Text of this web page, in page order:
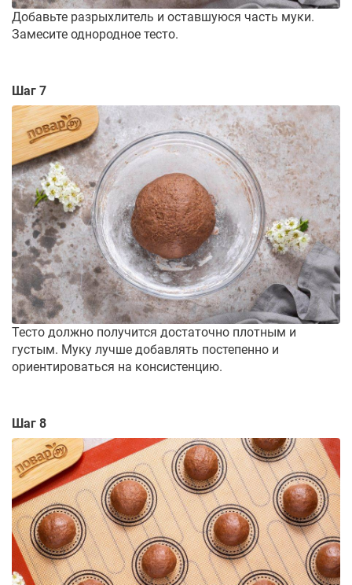
Добавьте разрыхлитель и оставшуюся часть муки.
Замесите однородное тесто.
Шаг 7
Тесто должно получится достаточно плотным и
густым. Муку лучше добавлять постепенно и
ориентироваться на консистенцию.
Шаг 8